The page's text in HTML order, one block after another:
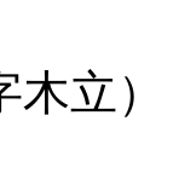
立）